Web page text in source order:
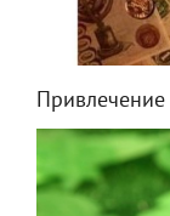
Привлечение